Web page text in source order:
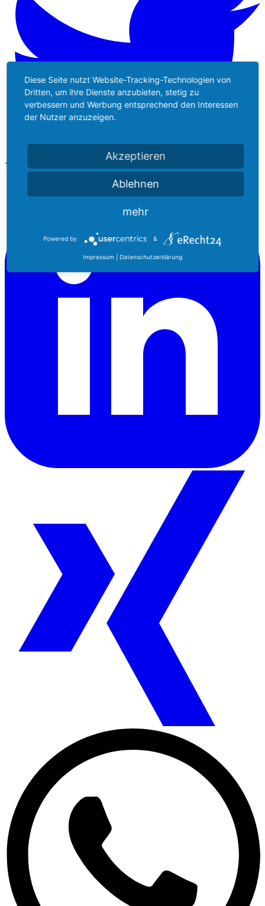
Diese Seite nutzt Website-Tracking-Technologien von
Dritten, um ihre Dienste anzubieten, stetig zu
verbessern und Werbung entsprechend den Interessen
der Nutzer anzuzeigen.
Akzeptieren
Ablehnen
mehr
Powered by &
Impressum Datenschutzerklärung